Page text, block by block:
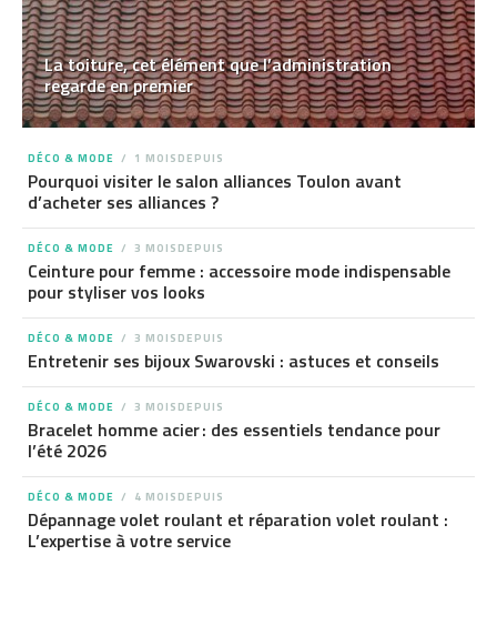
La toiture, cet élément que l’administration
regarde en premier
DÉCO & MODE 1 MOISDEPUIS
Pourquoi visiter le salon alliances Toulon avant
d’acheter ses alliances ?
DÉCO & MODE 3 MOISDEPUIS
Ceinture pour femme : accessoire mode indispensable
pour styliser vos looks
DÉCO & MODE 3 MOISDEPUIS
Entretenir ses bijoux Swarovski : astuces et conseils
DÉCO & MODE 3 MOISDEPUIS
Bracelet homme acier : des essentiels tendance pour
l’été 2026
DÉCO & MODE 4 MOISDEPUIS
Dépannage volet roulant et réparation volet roulant :
L’expertise à votre service